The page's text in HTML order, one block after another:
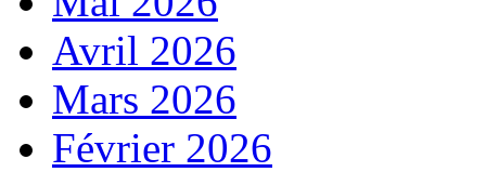
Avril 2026
Mars 2026
Février 2026